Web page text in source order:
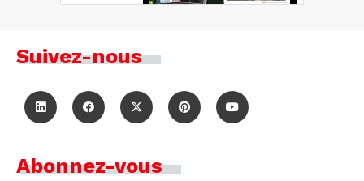
Suivez-nous
Abonnez-vous